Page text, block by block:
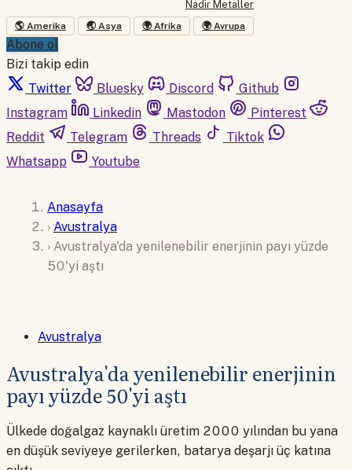
Nadir Metaller
🌎 Amerika 🌏 Asya 🌍 Afrika 🌍 Avrupa
Abone ol
Bizi takip edin
Twitter
Bluesky Discord
Github
Instagram
Linkedin Mastodon
Pinterest
Reddit
Telegram Threads
Tiktok
Whatsapp
Youtube
Anasayfa
› Avustralya
› Avustralya'da yenilenebilir enerjinin payı yüzde
50'yi aştı
Avustralya
Avustralya'da yenilenebilir enerjinin
payı yüzde 50'yi aştı
Ülkede doğalgaz kaynaklı üretim 2000 yılından bu yana
en düşük seviyeye gerilerken, batarya deşarjı üç katına